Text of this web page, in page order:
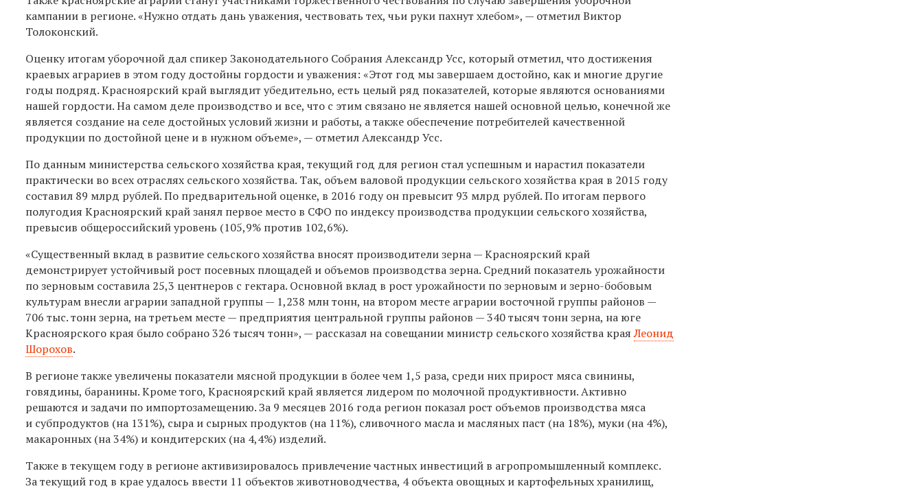
кампании в регионе. «Нужно отдать дань уважения, чествовать тех, чьи руки пахнут хлебом», — отметил Виктор
Толоконский.
Оценку итогам уборочной дал спикер Законодательного Собрания Александр Усс, который отметил, что достижения
краевых аграриев в этом году достойны гордости и уважения: «Этот год мы завершаем достойно, как и многие другие
годы подряд. Красноярский край выглядит убедительно, есть целый ряд показателей, которые являются основаниями
нашей гордости. На самом деле производство и все, что с этим связано не является нашей основной целью, конечной же
является создание на селе достойных условий жизни и работы, а также обеспечение потребителей качественной
продукции по достойной цене и в нужном объеме», — отметил Александр Усс.
По данным министерства сельского хозяйства края, текущий год для регион стал успешным и нарастил показатели
практически во всех отраслях сельского хозяйства. Так, объем валовой продукции сельского хозяйства края в 2015 году
составил 89 млрд рублей. По предварительной оценке, в 2016 году он превысит 93 млрд рублей. По итогам первого
полугодия Красноярский край занял первое место в СФО по индексу производства продукции сельского хозяйства,
превысив общероссийский уровень (105,9% против 102,6%).
«Существенный вклад в развитие сельского хозяйства вносят производители зерна — Красноярский край
демонстрирует устойчивый рост посевных площадей и объемов производства зерна. Средний показатель урожайности
по зерновым составила 25,3 центнеров с гектара. Основной вклад в рост урожайности по зерновым и зерно-бобовым
культурам внесли аграрии западной группы — 1,238 млн тонн, на втором месте аграрии восточной группы районов —
706 тыс. тонн зерна, на третьем месте — предприятия центральной группы районов — 340 тысяч тонн зерна, на юге
Красноярского края было собрано 326 тысяч тонн», — рассказал на совещании министр сельского хозяйства краяЛеонид
Шорохов.
В регионе также увеличены показатели мясной продукции в более чем 1,5 раза, среди них прирост мяса свинины,
говядины, баранины. Кроме того, Красноярский край является лидером по молочной продуктивности.Активно
решаются и задачи по импортозамещению. За 9 месяцев 2016 года регион показал рост объемов производства мяса
и субпродуктов (на 131%), сыра и сырных продуктов (на 11%), сливочного масла и масляных паст (на 18%), муки (на 4%),
макаронных (на 34%) и кондитерских (на 4,4%) изделий.
Также в текущем году в регионе активизировалось привлечение частных инвестиций в агропромышленный комплекс.
За текущий год в крае удалось ввести 11 объектов животноводчества, 4 объекта овощных и картофельных хранилищ,